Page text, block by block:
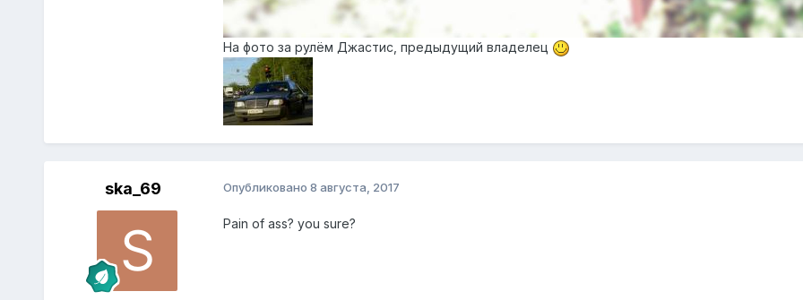
На фото за рулём Джастис, предыдущий владелец
ska_69 Опубликовано 8 августа, 2017
Pain of ass? you sure?